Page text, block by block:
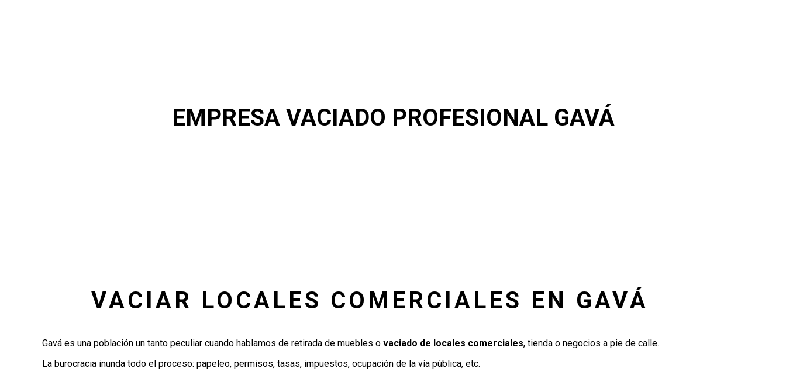
EMPRESA VACIADO PROFESIONAL GAVÁ
VACIAR LOCALES COMERCIALES EN GAVÁ
Gavá es una población un tanto peculiar cuando hablamos de retirada de muebles o vaciado de locales comerciales, tienda o negocios a pie de calle.
La burocracia inunda todo el proceso: papeleo, permisos, tasas, impuestos, ocupación de la vía pública, etc.